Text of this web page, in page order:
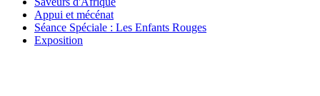
Appui et mécénat
Séance Spéciale : Les Enfants Rouges
Exposition